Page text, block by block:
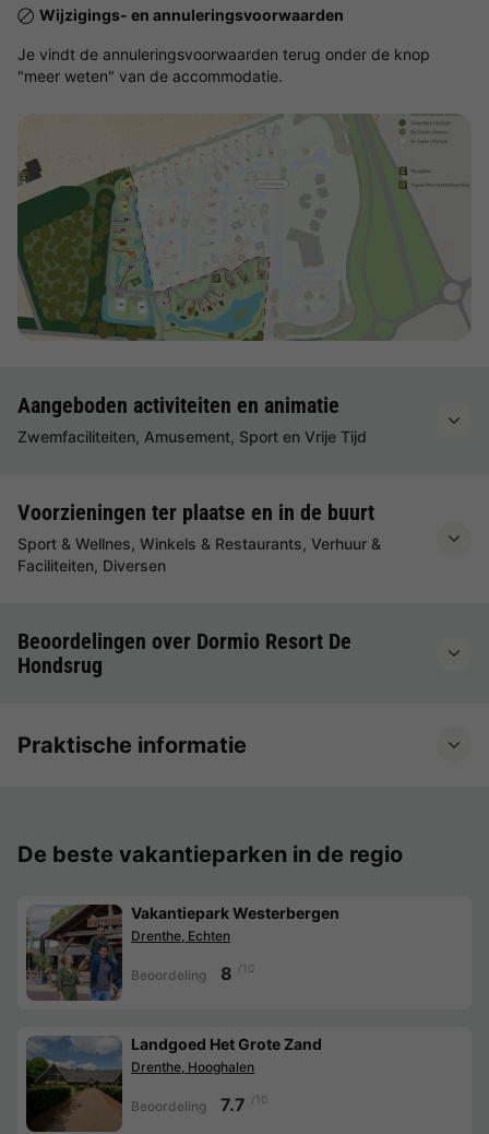
Wijzigings- en annuleringsvoorwaarden
Je vindt de annuleringsvoorwaarden terug onder de knop
"meer weten" van de accommodatie.
Bekijk de kaart
Aangeboden activiteiten en animatie
Zwemfaciliteiten, Amusement, Sport en Vrije Tijd
Voorzieningen ter plaatse en in de buurt
Sport & Wellnes, Winkels & Restaurants, Verhuur &
Faciliteiten, Diversen
Beoordelingen over Dormio Resort De
Hondsrug
Praktische informatie
De beste vakantieparken in de regio
Vakantiepark Westerbergen
Drenthe, Echten
Beoordeling 8 /10
Landgoed Het Grote Zand
Drenthe, Hooghalen
Beoordeling 7.7 /10